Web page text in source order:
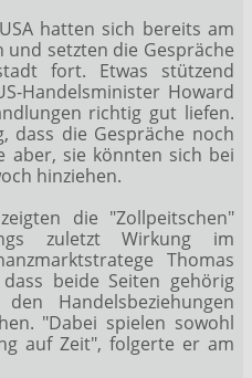
hatten sich bereits am
setzten die Gespräche
fort. Etwas stützend
Handelsminister Howard
richtig gut liefen.
dass die Gespräche noch
aber, sie könnten sich bei
hinziehen.
die "Zollpeitschen"
zuletzt Wirkung im
Thomas
beide Seiten gehörig
Handelsbeziehungen
"Dabei spielen sowohl
auf Zeit", folgerte er am